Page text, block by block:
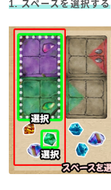
1. スペースを選択する